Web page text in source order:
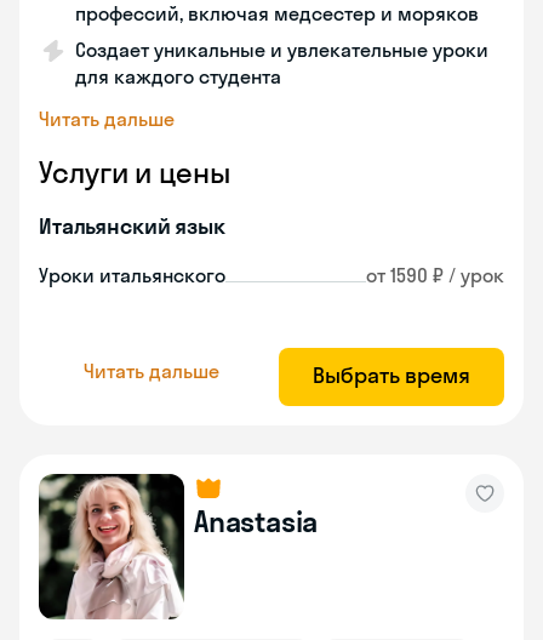
профессий, включая медсестер и моряков
Создает уникальные и увлекательные уроки
для каждого студента
Читать дальше
Услуги и цены
Итальянский язык
Уроки итальянского от 1590 ₽ / урок
Читать дальше Выбрать время
Anastasia